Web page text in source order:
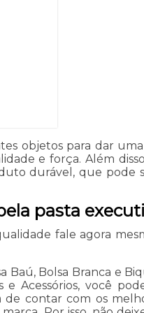
objetos para dar
e força. Além
durável, que pode
pasta
fale agora
Bolsa Branca e
Acessórios, você
contar com os